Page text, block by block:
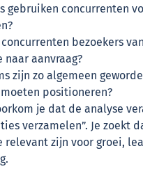
gebruiken concurrenten
bezoekers van
aanvraag?
zijn zo algemeen
positioneren?
je dat de analyse
verzamelen”. Je zoekt
relevant zijn voor groei,